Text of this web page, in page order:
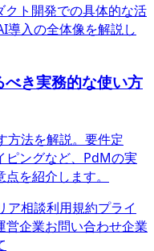
ト開発での具体的な活
導入の全体像を解説し
き実務的な使い方
方法を解説。要件定
ピングなど、PdMの実
を紹介します。
ア相談利用規約プライ
営企業お問い合わせ企業